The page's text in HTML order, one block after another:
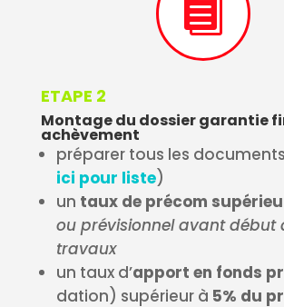

ETAPE 2
Montage du dossier garantie
achèvement
préparer tous les
ici pour liste)
un taux de précom
ou prévisionnel avant début
travaux
un taux d’apport en fonds
dation) supérieur à 5% du